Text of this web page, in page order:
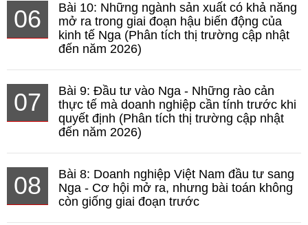
06
Bài 10: Những ngành sản xuất có khả năng
mở ra trong giai đoạn hậu biến động của
kinh tế Nga (Phân tích thị trường cập nhật
đến năm 2026)
07
Bài 9: Đầu tư vào Nga - Những rào cản
thực tế mà doanh nghiệp cần tính trước khi
quyết định (Phân tích thị trường cập nhật
đến năm 2026)
08
Bài 8: Doanh nghiệp Việt Nam đầu tư sang
Nga - Cơ hội mở ra, nhưng bài toán không
còn giống giai đoạn trước